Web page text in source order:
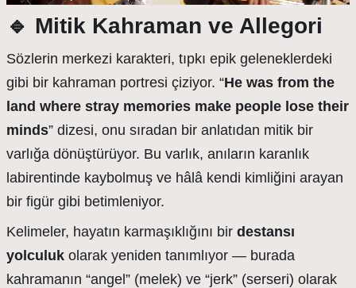
🔹 Mitik Kahraman ve Allegori
Sözlerin merkezi karakteri, tıpkı epik geleneklerdeki
gibi bir kahraman portresi çiziyor. “He was from the
land where stray memories make people lose their
minds” dizesi, onu sıradan bir anlatıdan mitik bir
varlığa dönüştürüyor. Bu varlık, anıların karanlık
labirentinde kaybolmuş ve hâlâ kendi kimliğini arayan
bir figür gibi betimleniyor.
Kelimeler, hayatın karmaşıklığını bir destansı
yolculuk olarak yeniden tanımlıyor — burada
kahramanın “angel” (melek) ve “jerk” (serseri) olarak